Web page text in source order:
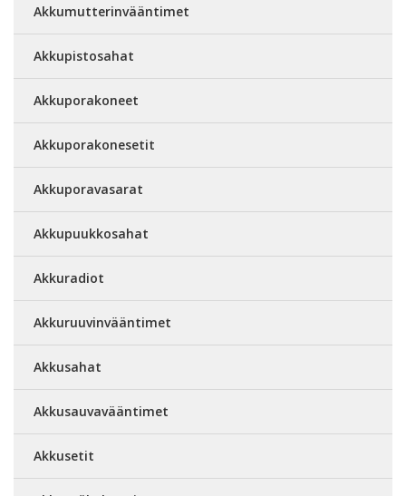
Akkumutterinvääntimet
Akkupistosahat
Akkuporakoneet
Akkuporakonesetit
Akkuporavasarat
Akkupuukkosahat
Akkuradiot
Akkuruuvinvääntimet
Akkusahat
Akkusauvavääntimet
Akkusetit